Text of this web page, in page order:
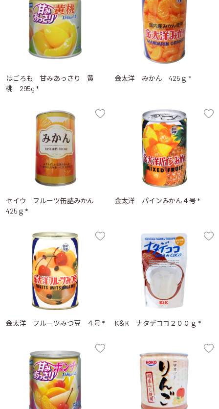
はごろも 甘みあっさり 黄
桃 295g *
金太洋 みかん 425ｇ *
セイウ フルーツ缶詰みかん
425ｇ *
金太洋 パインみかん４号 *
金太洋 フルーツみつ豆 ４号 * K＆K ナタデココ２００ｇ *